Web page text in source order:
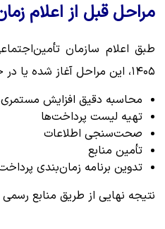
مراحل قبل از اعلام
طبق اعلام سازمان
۱۴۰۵، این مراحل آغاز شده یا در حال انجام است:
محاسبه دقیق افزایش
تهیه لیست پرداخت‌ها
صحت‌سنجی اطلاعات
تأمین منابع
تدوین برنامه زمان‌بندی
نتیجه نهایی از طریق منابع